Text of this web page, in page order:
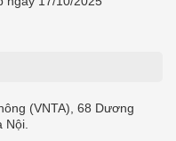
(VNTA), 68 Dương
Nội.